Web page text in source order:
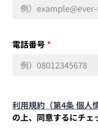
電話番号 *
利用規約（第4条 個人
の上、同意するにチェ